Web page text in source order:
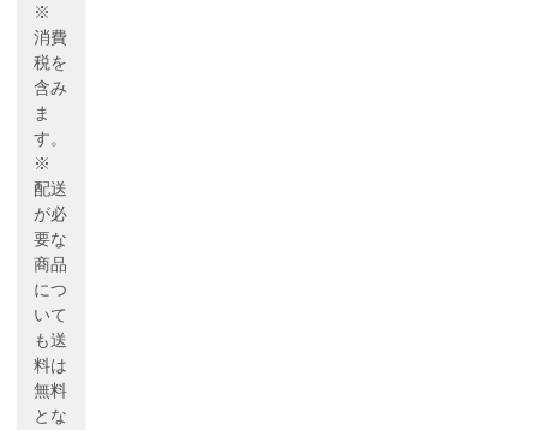
※
消費
税を
含み
ま
す。
※
配送
が必
要な
商品
につ
いて
も送
料は
無料
とな